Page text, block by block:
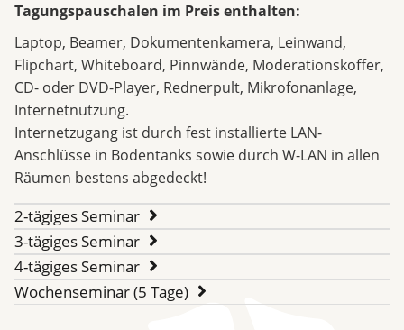
Tagungspauschalen im Preis enthalten:
Laptop, Beamer, Dokumentenkamera, Leinwand,
Flipchart, Whiteboard, Pinnwände, Moderationskoffer,
CD- oder DVD-Player, Rednerpult, Mikrofonanlage,
Internetnutzung.
Internetzugang ist durch fest installierte LAN-
Anschlüsse in Bodentanks sowie durch W-LAN in allen
Räumen bestens abgedeckt!
2-tägiges Seminar
3-tägiges Seminar
4-tägiges Seminar
Wochenseminar (5 Tage)